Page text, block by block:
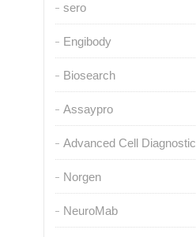
sero
Engibody
Biosearch
Assaypro
Advanced Cell Diagnostic
Norgen
NeuroMab